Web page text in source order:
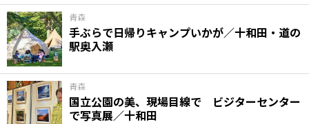
青森
手ぶらで日帰りキャンプいかが／十和田・道の
駅奥入瀬
青森
国立公園の美、現場目線で ビジターセンター
で写真展／十和田